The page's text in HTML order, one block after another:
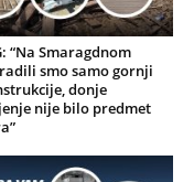
“Na Smaragdnom
smo samo gornji
donje
nije bilo predmet